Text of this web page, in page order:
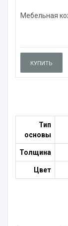
Мебельная
КУПИТЬ
Тип
основы
Толщина
Цвет